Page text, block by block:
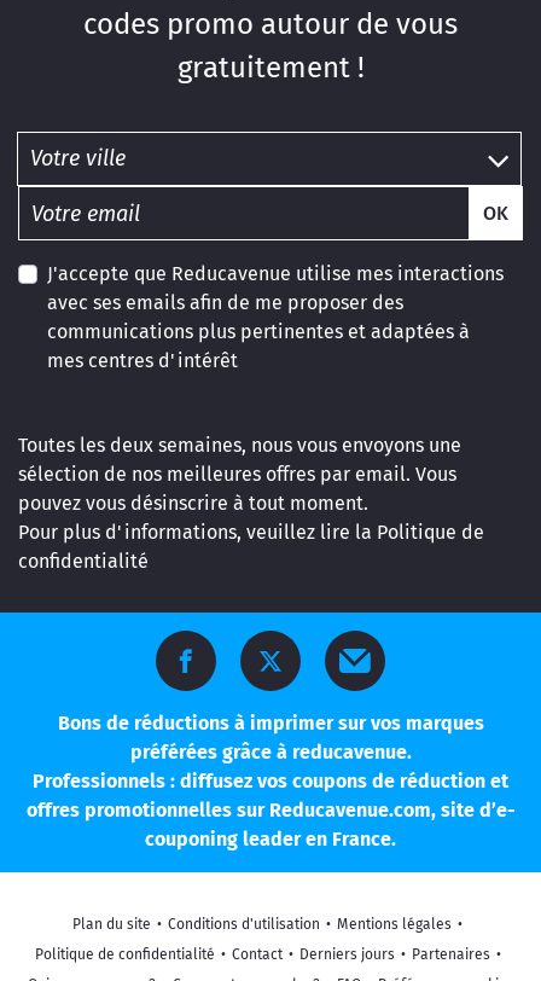
codes promo autour de vous
gratuitement !
OK
J'accepte que Reducavenue utilise mes interactions
avec ses emails afin de me proposer des
communications plus pertinentes et adaptées à
mes centres d'intérêt
Toutes les deux semaines, nous vous envoyons une
sélection de nos meilleures offres par email. Vous
pouvez vous désinscrire à tout moment.
Pour plus d'informations, veuillez lire la Politique de
confidentialité
Bons de réductions à imprimer sur vos marques
préférées grâce à reducavenue.
Professionnels : diffusez vos coupons de réduction et
offres promotionnelles sur Reducavenue.com, site d’e-
couponing leader en France.
Plan du site • Conditions d'utilisation • Mentions légales •
Politique de confidentialité • Contact • Derniers jours • Partenaires •